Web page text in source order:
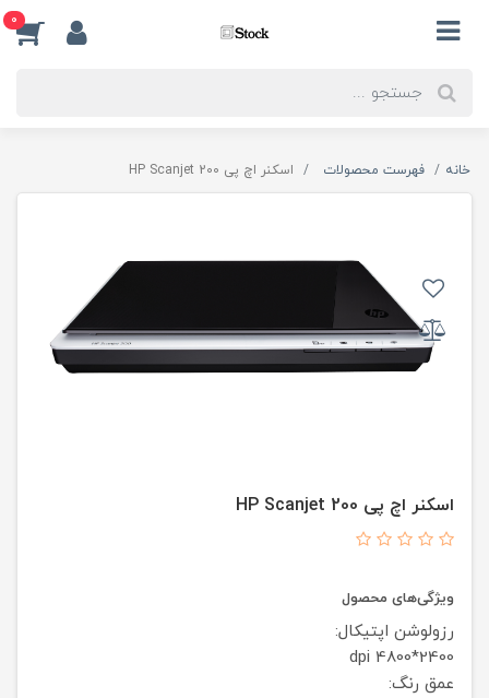
0
خانه فهرست محصولات اسکنر اچ پی HP Scanjet 200
اسکنر اچ پی HP Scanjet 200
ویژگی‌های محصول
رزولوشن اپتیکال:
2400*4800 dpi
عمق رنگ: